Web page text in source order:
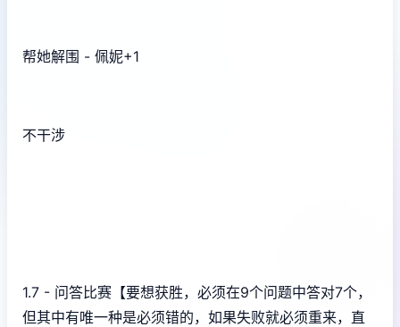
帮她解围 - 佩妮+1
不干涉
1.7 - 问答比赛【要想获胜，必须在9个问题中答对7个，
但其中有唯一种是必须错的，如果失败就必须重来，直